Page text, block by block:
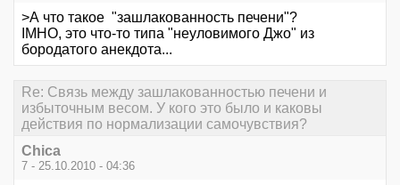
>А что такое "зашлакованность печени"?
IMHO, это что-то типа "неуловимого Джо" из
бородатого анекдота...
Re: Связь между зашлакованностью печени и
избыточным весом. У кого это было и каковы
действия по нормализации самочувствия?
Chica
7 - 25.10.2010 - 04:36